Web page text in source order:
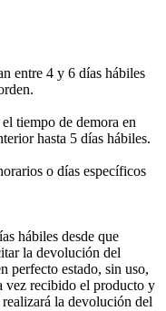
entre 4 y 6 días hábiles
tiempo de demora en
hasta 5 días hábiles.
o días específicos
hábiles desde que
la devolución del
perfecto estado, sin uso,
vez recibido el producto y
la devolución del